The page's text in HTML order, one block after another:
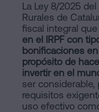
La Ley 8/2025
Rurales de
fiscal integral
en el IRPF con
bonificaciones en
propósito de
invertir en el
ser
requisitos
uso efectivo